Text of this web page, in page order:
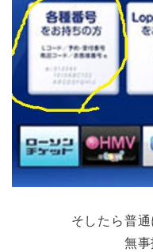
そしたら普
無事